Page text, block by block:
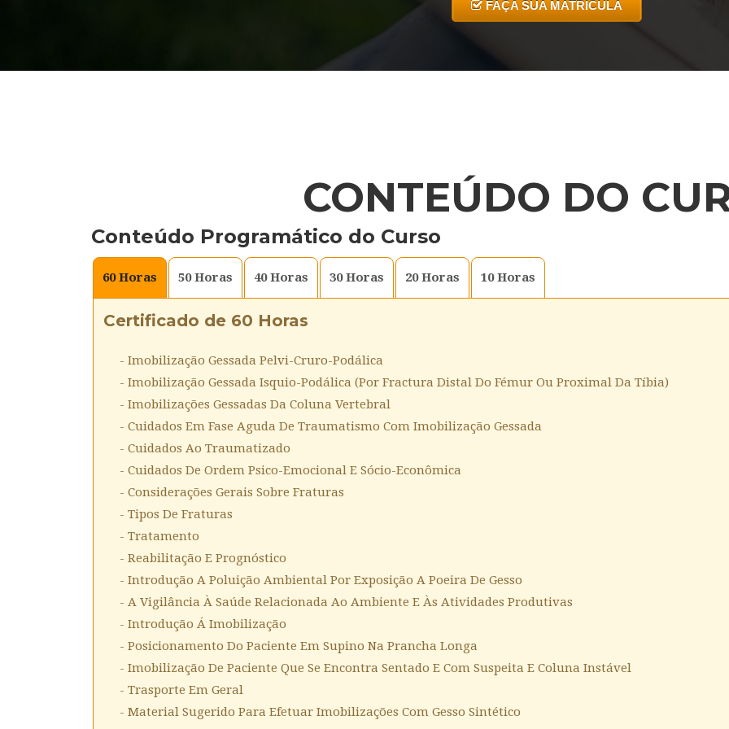
FAÇA SUA MATRICULA
CONTEÚDO DO
Conteúdo Programático do Curso
60Horas 50Horas 40Horas 30Horas 20Horas 10Horas
Certificado de 60 Horas
- Imobilização Gessada Pelvi-Cruro-Podálica
- Imobilização Gessada Isquio-Podálica (por Fractura Distal Do Fémur Ou Proximal Da Tíbia)
- Imobilizações Gessadas Da Coluna Vertebral
- Cuidados Em Fase Aguda De Traumatismo Com Imobilização Gessada
- Cuidados Ao Traumatizado
- Cuidados De Ordem Psico-Emocional E Sócio-Econômica
- Considerações Gerais Sobre Fraturas
- Tipos De Fraturas
- Tratamento
- Reabilitação E Prognóstico
- Introdução A Poluição Ambiental Por Exposição A Poeira De Gesso
- A Vigilância À Saúde Relacionada Ao Ambiente E Às Atividades Produtivas
- Introdução Á Imobilização
- Posicionamento Do Paciente Em Supino Na Prancha Longa
- Imobilização De Paciente Que Se Encontra Sentado E Com Suspeita E Coluna Instável
- Trasporte Em Geral
- Material Sugerido Para Efetuar Imobilizações Com Gesso Sintético